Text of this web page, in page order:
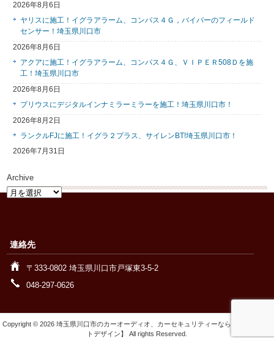
2026年8月6日
ヤリスに施工！イグラアラーム、コンパス４Ｇ，バイパーのフィールド
センサー！埼玉県川口市
2026年8月6日
アクアに施工！イグラアラーム、コンパス４Ｇ、ＶＩＰＥＲ508Ｄを施
工！埼玉県川口市
2026年8月6日
プリウスにデジタルインナミラーミラーを施工！埼玉県川口市！
2026年8月2日
ランクルFJに施工！イグラ２プラス、サイレンBT!埼玉県川口市！
2026年7月31日
Archive
Archive
連絡先
〒333-0802 埼玉県川口市戸塚東3-5-2
048-297-0626
Copyright © 2026 埼玉県川口市のカーオーディオ、カーセキュリティーなら【ワイズオー
トデザイン】 All rights Reserved.